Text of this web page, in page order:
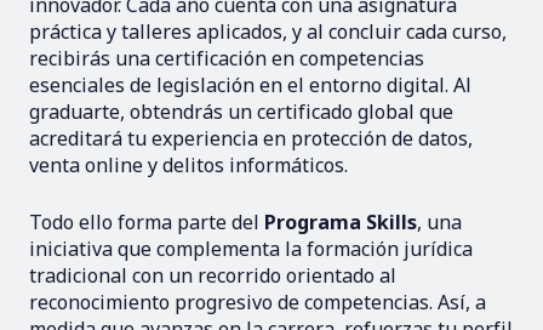
práctica y talleres aplicados, y al concluir cada curso,
recibirás una certificación en competencias
esenciales de legislación en el entorno digital. Al
graduarte, obtendrás un certificado global que
acreditará tu experiencia en protección de datos,
venta online y delitos informáticos.
Todo ello forma parte del Programa Skills, una
iniciativa que complementa la formación jurídica
tradicional con un recorrido orientado al
reconocimiento progresivo de competencias. Así, a